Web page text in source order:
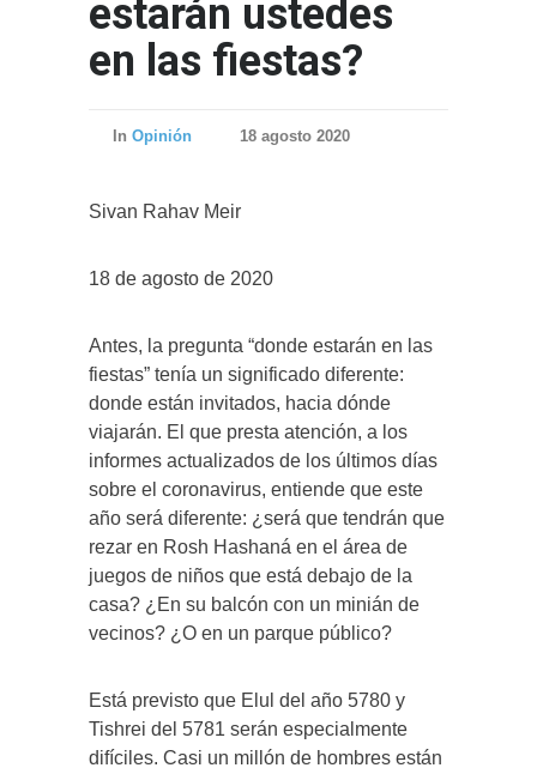
estarán ustedes
en las fiestas?
In Opinión 18 agosto 2020
Sivan Rahav Meir
18 de agosto de 2020
Antes, la pregunta “donde estarán en las
fiestas” tenía un significado diferente:
donde están invitados, hacia dónde
viajarán. El que presta atención, a los
informes actualizados de los últimos días
sobre el coronavirus, entiende que este
año será diferente: ¿será que tendrán que
rezar en Rosh Hashaná en el área de
juegos de niños que está debajo de la
casa? ¿En su balcón con un minián de
vecinos? ¿O en un parque público?
Está previsto que Elul del año 5780 y
Tishrei del 5781 serán especialmente
difíciles. Casi un millón de hombres están